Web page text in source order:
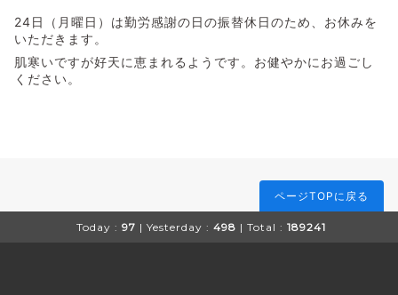
24日（月曜日）は勤労感謝の日の振替休日のため、お休みを
いただきます。
肌寒いですが好天に恵まれるようです。お健やかにお過ごし
ください。
ページTOPに戻る
Today : 97 | Yesterday : 498 | Total : 189241